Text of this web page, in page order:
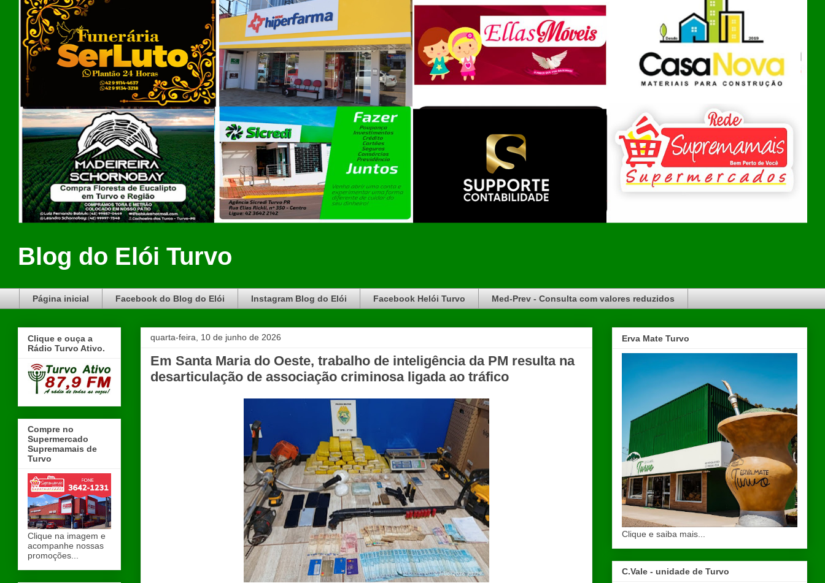
Blog do Elói Turvo
Página inicial Facebook do Blog do Elói Instagram Blog do Elói Facebook Helói Turvo Med-Prev - Consulta com valores reduzidos
quarta-feira, 10 de junho de 2026
Em Santa Maria do Oeste, trabalho de inteligência da PM resulta na
desarticulação de associação criminosa ligada ao tráfico
Clique e ouça a
Rádio Turvo Ativo.
Compre no
Supermercado
Supremamais de
Turvo
Clique na imagem e
acompanhe nossas
promoções...
Erva Mate Turvo
Clique e saiba mais...
C.Vale - unidade de Turvo